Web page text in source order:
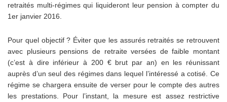
retraités multi-régimes qui liquideront leur pension à compter du
1er janvier 2016.
Pour quel objectif ? Éviter que les assurés retraités se retrouvent
avec plusieurs pensions de retraite versées de faible montant
(c’est à dire inférieur à 200 € brut par an) en les réunissant
auprès d’un seul des régimes dans lequel l’intéressé a cotisé. Ce
régime se chargera ensuite de verser pour le compte des autres
les prestations. Pour l’instant, la mesure est assez restrictive